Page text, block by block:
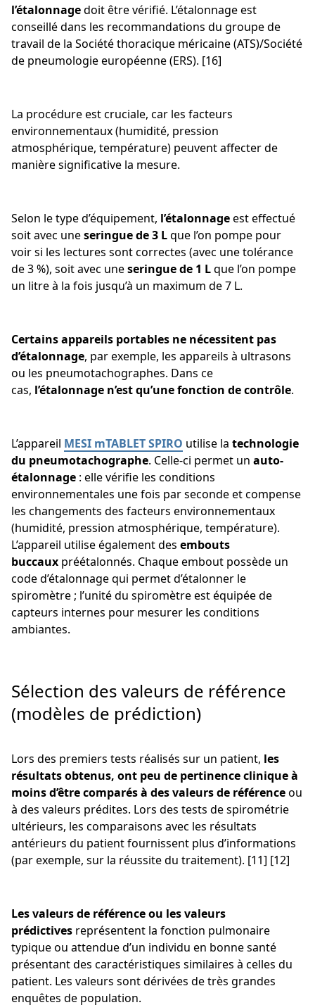
l’étalonnagedoit être vérifié. L’étalonnage est
conseillé dans les recommandations du groupe de
travail de la Société thoracique méricaine (ATS)/Société
de pneumologie européenne (ERS). [16]
La procédure est cruciale, car les facteurs
environnementaux (humidité, pression
atmosphérique, température) peuvent affecter de
manière significative la mesure.
Selon le type d’équipement, l’étalonnageest effectué
soit avec uneseringue de 3 Lque l’on pompe pour
voir si les lectures sont correctes (avec une tolérance
de 3 %), soit avec uneseringue de 1 Lque l’on pompe
un litre à la fois jusqu’à un maximum de 7 L.
Certains appareils portables ne nécessitent pas
d’étalonnage, par exemple, les appareils à ultrasons
ou les pneumotachographes. Dans ce
cas, l’étalonnage n’est qu’une fonction de contrôle.
L’appareil MESI mTABLET SPIRO utilise la technologie
du pneumotachographe. Celle-ci permet un auto-
étalonnage : elle vérifie les conditions
environnementales une fois par seconde et compense
les changements des facteurs environnementaux
(humidité, pression atmosphérique, température).
L’appareil utilise également des embouts
buccaux préétalonnés. Chaque embout possède un
code d’étalonnage qui permet d’étalonner le
spiromètre ; l’unité du spiromètre est équipée de
capteurs internes pour mesurer les conditions
ambiantes.
Sélection des valeurs de référence
(modèles de prédiction)
Lors des premiers tests réalisés sur un patient, les
résultats obtenus, ont peu de pertinence clinique à
moins d’être comparés à des valeurs de référenceou
à des valeurs prédites. Lors des tests de spirométrie
ultérieurs, les comparaisons avec les résultats
antérieurs du patient fournissent plus d’informations
(par exemple, sur la réussite du traitement). [11] [12]
Les valeurs de référence ou les valeurs
prédictives représentent la fonction pulmonaire
typique ou attendue d’un individu en bonne santé
présentant des caractéristiques similaires à celles du
patient. Les valeurs sont dérivées de très grandes
enquêtes de population.